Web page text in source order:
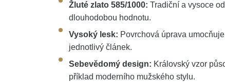
Žluté zlato 585/1000: Tradiční a vysoce
dlouhodobou hodnotu.
Vysoký lesk: Povrchová úprava
jednotlivý článek.
Sebevědomý design: Královský vzor
příklad moderního mužského stylu.